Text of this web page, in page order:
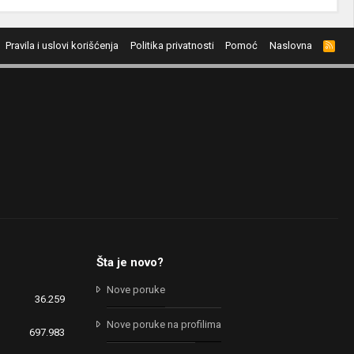
Pravila i uslovi korišćenja Politika privatnosti Pomoć Naslovna
R
S
S
36.259
697.983
Šta je novo?
Nove poruke
Nove poruke na profilima